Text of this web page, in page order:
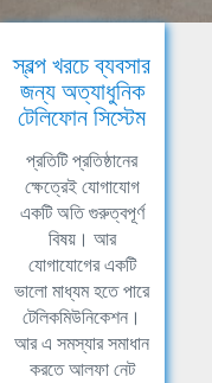
স্বল্প খরচে ব্যবসার
জন্য অত্যাধুনিক
টেলিফোন সিস্টেম
প্রতিটি প্রতিষ্ঠানের
ক্ষেত্রেই যোগাযোগ
একটি অতি গুরুত্বপূর্ণ
বিষয়। আর
যোগাযোগের একটি
ভালো মাধ্যম হতে পারে
টেলিকমিউনিকেশন।
আর এ সমস্যার সমাধান
করতে আলফা নেট